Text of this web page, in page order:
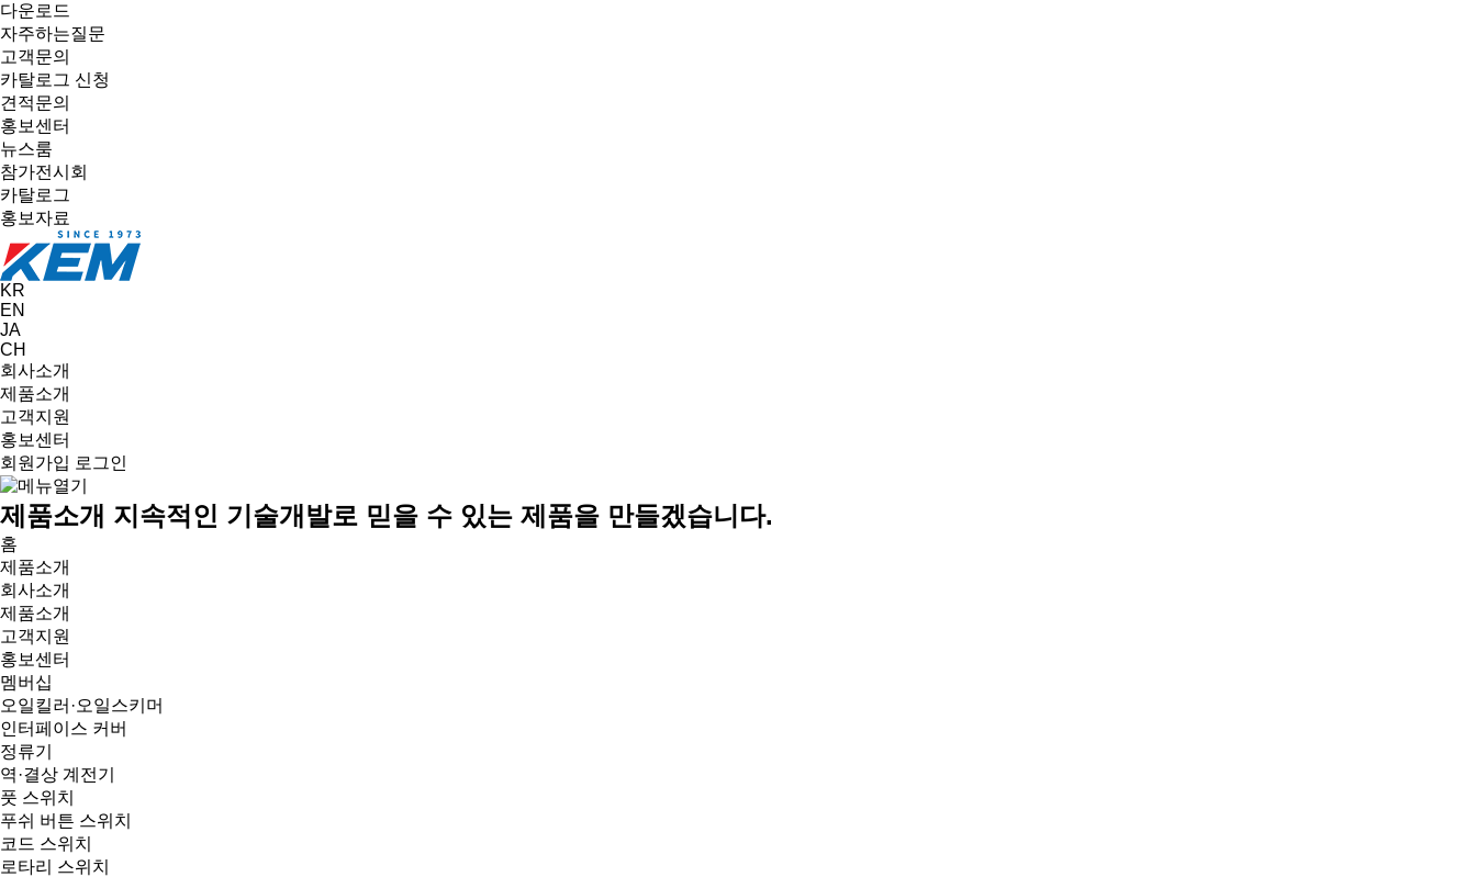
다운로드
자주하는질문
고객문의
카탈로그 신청
견적문의
홍보센터
뉴스룸
참가전시회
카탈로그
홍보자료
KR
EN
JA
CH
회사소개
제품소개
고객지원
홍보센터
회원가입 로그인
제품소개 지속적인 기술개발로 믿을 수 있는 제품을 만들겠습니다.
홈
제품소개
회사소개
제품소개
고객지원
홍보센터
멤버십
오일킬러·오일스키머
인터페이스 커버
정류기
역·결상 계전기
풋 스위치
푸쉬 버튼 스위치
코드 스위치
로타리 스위치